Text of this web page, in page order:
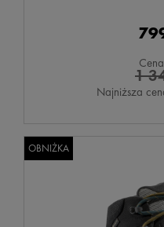
1
Najniższa
OBNIŻKA